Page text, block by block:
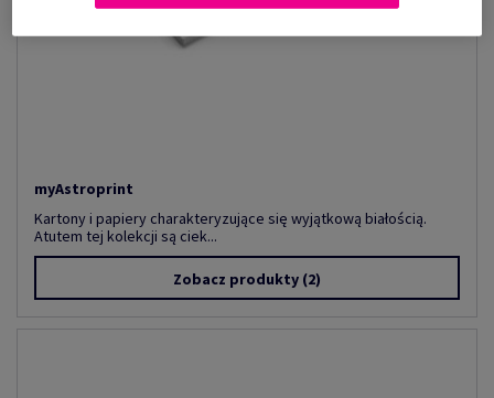
myAstroprint
Kartony i papiery charakteryzujące się wyjątkową białością.
Atutem tej kolekcji są ciek...
Zobacz produkty (2)